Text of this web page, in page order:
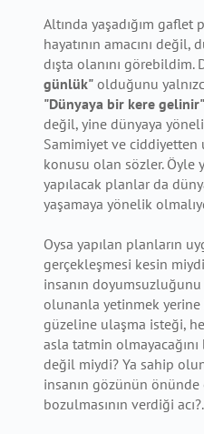
Altında yaşadığım
hayatının amacını değil,
dışta olanını görebildim.
günlük" olduğunu
"Dünyaya bir kere gelinir"
değil, yine dünyaya
Samimiyet ve ciddiyetten
konusu olan sözler. Öyle
yapılacak planlar da
yaşamaya yönelik
Oysa yapılan planların
gerçekleşmesi kesin
insanın doyumsuzluğunu
olunanla yetinmek yerine
güzeline ulaşma isteği,
asla tatmin
değil miydi? Ya sahip
insanın gözünün önünde
bozulmasının verdiği